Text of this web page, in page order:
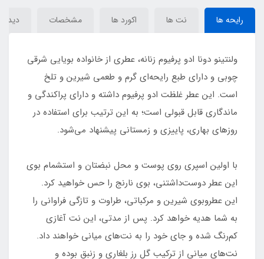
رایحه ها نت ها اکورد ها مشخصات
ولنتینو دونا ادو پرفیوم زنانه، عطری از خانواده بویایی شرقی
چوبی و دارای طبع رایحه‌ای گرم و طعمی شیرین و تلخ
است. این عطر غلظت ادو پرفیوم داشته و دارای پراکندگی و
ماندگاری قابل قبولی است؛ به این ترتیب برای استفاده در
روزهای بهاری، پاییزی و زمستانی پیشنهاد می‌شود.
با اولین اسپری روی پوست و محل نبضتان و استشمام بوی
این عطر دوست‌داشتنی، بوی نارنج را حس خواهید کرد.
این عطروبوی شیرین و مرکباتی، طراوت و تازگی فراوانی را
به شما هدیه خواهد کرد. پس از مدتی، این نت‌ آغازی
کم‌رنگ شده و جای خود را به نت‌های میانی خواهند داد.
نت‌های میانی از ترکیب گل رز بلغاری و زنبق بوده و